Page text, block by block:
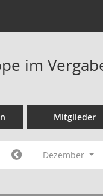
im
Mitglieder
Dezember